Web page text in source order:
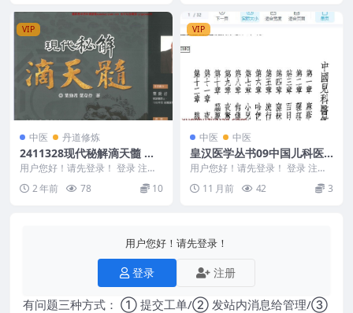
VIP
中医 丹道修炼
2411328现代秘解滴天髓 乐
劲君 乐韋伶著 518P.pdf
用户您好！请先登录！ 登录 注册
现代秘解滴天髓 乐劲君 乐韋伶著
518P.p...
2 年前 78 10
VIP
中医 中医
皇汉医学丛书09中国儿科医
鉴.pdf
用户您好！请先登录！ 登录 注册
皇汉医学丛书09中国儿科医鉴.pdf
2505...11 月前 42 3
用户您好！请先登录！
登录 注册
有问题三种方式： ① 提交工单/② 发站内消息给管理/③